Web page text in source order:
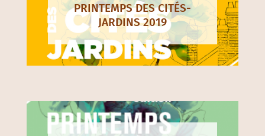
PRINTEMPS DES CITÉS-
JARDINS 2019